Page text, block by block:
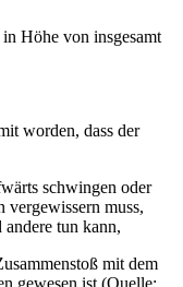
in Höhe von insgesamt
worden, dass der
schwingen oder
vergewissern muss,
andere tun kann,
mit dem